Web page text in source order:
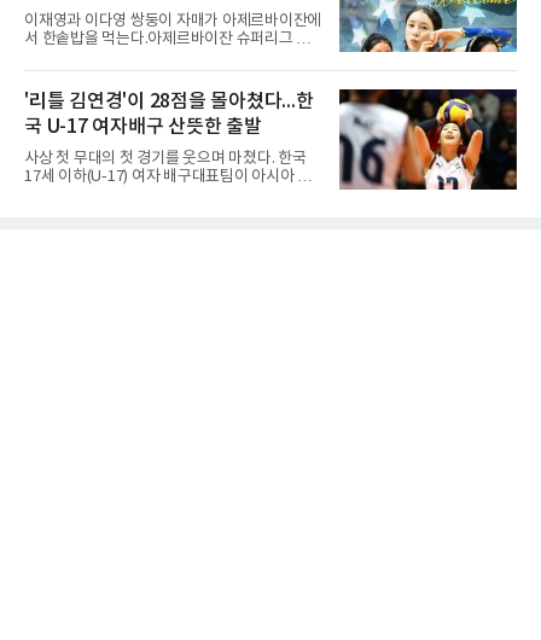
록하며 조 1위로 결승 토너먼트에 진출했다.경
복고는 1쿼터 초반부터 박지오의 높은 슛 성공
률을 앞세워 공격을 주도하며 24-15로 기선을
후반 들어 내·외곽에서 고른 득점포를 가동하며
점수 차를 크게 벌려 여유 있게 승
이재영과 이다영 쌍둥이 자매가 아제르바이잔에
서 한솥밥을 먹는다.아제르바이잔 슈퍼리그 투
일 이다영과도 계약했다고 발표했다. 구단은 이
다영이 2026-2027시즌 투란 소속으로 활약할
예정이라고 전했다.두 선수가 국내를 떠난 것은
2021년이다. V리그 흥국생명 소속이던 당시 중
학교 시절 학교 폭력을 행사했다는 폭로가 나오
면서 한국 배구계를 등졌다.이재영의 해외 여정
은 순탄치 않았다. 2021년 말 그리스 PAOK 테
'리틀 김연경'이 28점을 몰아쳤다...한
국 U-17 여자배구 산뜻한 출발
사상 첫 무대의 첫 경기를 웃으며 마쳤다. 한국
17세 이하(U-17) 여자 배구대표팀이 아시아 챔